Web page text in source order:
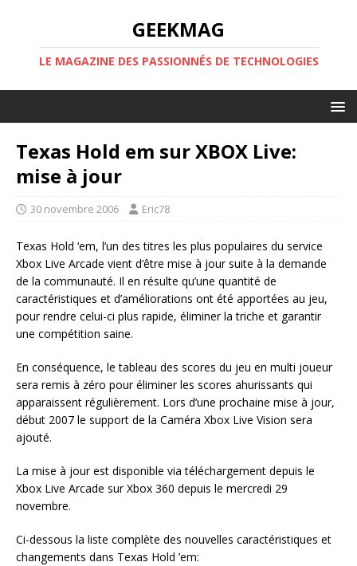
GEEKMAG
LE MAGAZINE DES PASSIONNÉS DE TECHNOLOGIES
Texas Hold em sur XBOX Live:
mise à jour
30 novembre 2006 Eric78
Texas Hold ‘em, l’un des titres les plus populaires du service
Xbox Live Arcade vient d’être mise à jour suite à la demande
de la communauté. Il en résulte qu’une quantité de
caractéristiques et d’améliorations ont été apportées au jeu,
pour rendre celui-ci plus rapide, éliminer la triche et garantir
une compétition saine.
En conséquence, le tableau des scores du jeu en multi joueur
sera remis à zéro pour éliminer les scores ahurissants qui
apparaissent régulièrement. Lors d’une prochaine mise à jour,
début 2007 le support de la Caméra Xbox Live Vision sera
ajouté.
La mise à jour est disponible via téléchargement depuis le
Xbox Live Arcade sur Xbox 360 depuis le mercredi 29
novembre.
Ci-dessous la liste complète des nouvelles caractéristiques et
changements dans Texas Hold ’em: